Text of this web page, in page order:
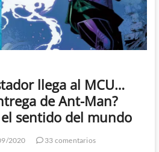
llega al MCU…
de Ant-Man?
sentido del mundo
2020
33 comentarios